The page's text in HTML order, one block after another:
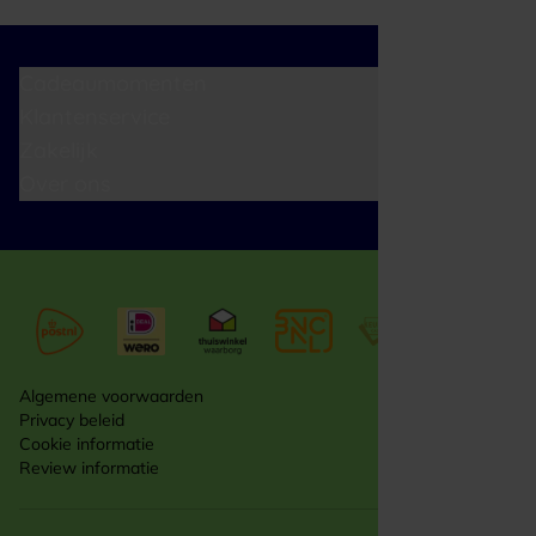
Algemene voorwaarden
Privacy beleid
Cookie informatie
Review informatie